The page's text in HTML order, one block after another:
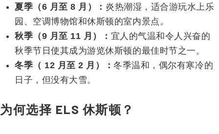
夏季（6 月至 8 月）： 炎热潮湿，适合游玩水上乐
园、空调博物馆和休斯顿的室内景点。
秋季（9 月至 11 月）： 宜人的气温和令人兴奋的
秋季节日使其成为游览休斯顿的最佳时节之一。
冬季（ 12 月至 2 月）：冬季温和，偶尔有寒冷的
日子，但没有大雪。
为何选择 ELS 休斯顿？